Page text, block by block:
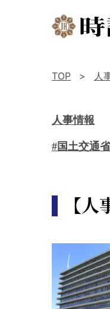
TOP 人
人事情報
#国土交通省
【